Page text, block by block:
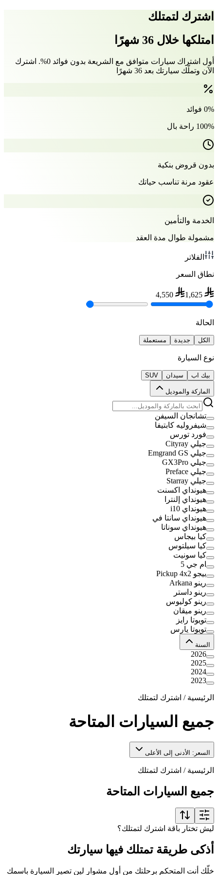
اشترك لتمتلك
امتلكها خلال 36 شهرًا
أول اشتراك سيارات متوافق مع الشريعة بدون فوائد 0%. اشترك
الآن وتملّك سيارتك بعد 36 شهرًا
0% فوائد
100% راحة بال
بدون قروض بنكية
عقود مرنة تناسب حياتك
الخدمة والتأمين
مشمولة طوال مدة العقد
الفلاتر
نطاق السعر
1,625
4,550
الحالة
الكل جديدة مستعملة
نوع السيارة
بيك اب سيدان SUV
الماركة والموديل
تشانجان السيفن
شيفروليه كابتيفا
فورد تورس
جيلي Cityray
جيلي Emgrand GS
جيلي GX3Pro
جيلي Preface
جيلي Starray
هيونداي اكسنت
هيونداي إلنترا
هيونداي i10
هيونداي سانتا في
هيونداي سوناتا
كيا بيجاس
كيا سيلتوس
كيا سونيت
ام جي 5
بيجو Pickup 4x2
رينو Arkana
رينو داستر
رينو كوليوس
رينو ميقان
تويوتا رايز
تويوتا يارس
السنة
2026
2025
2024
2023
الرئيسية / اشترك لتمتلك
جميع السيارات المتاحة
السعر: الأدنى إلى الأعلى
الرئيسية / اشترك لتمتلك
جميع السيارات المتاحة
ليش تختار باقة اشترك لتمتلك؟
أذكى طريقة تمتلك فيها سيارتك
خلّك أنت المتحكم برحلتك من أول مشوار لين تصير السيارة باسمك